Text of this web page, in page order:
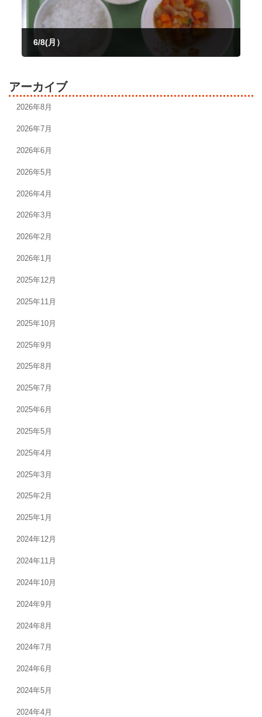
6/8(月）
アーカイブ
2026年8月
2026年7月
2026年6月
2026年5月
2026年4月
2026年3月
2026年2月
2026年1月
2025年12月
2025年11月
2025年10月
2025年9月
2025年8月
2025年7月
2025年6月
2025年5月
2025年4月
2025年3月
2025年2月
2025年1月
2024年12月
2024年11月
2024年10月
2024年9月
2024年8月
2024年7月
2024年6月
2024年5月
2024年4月